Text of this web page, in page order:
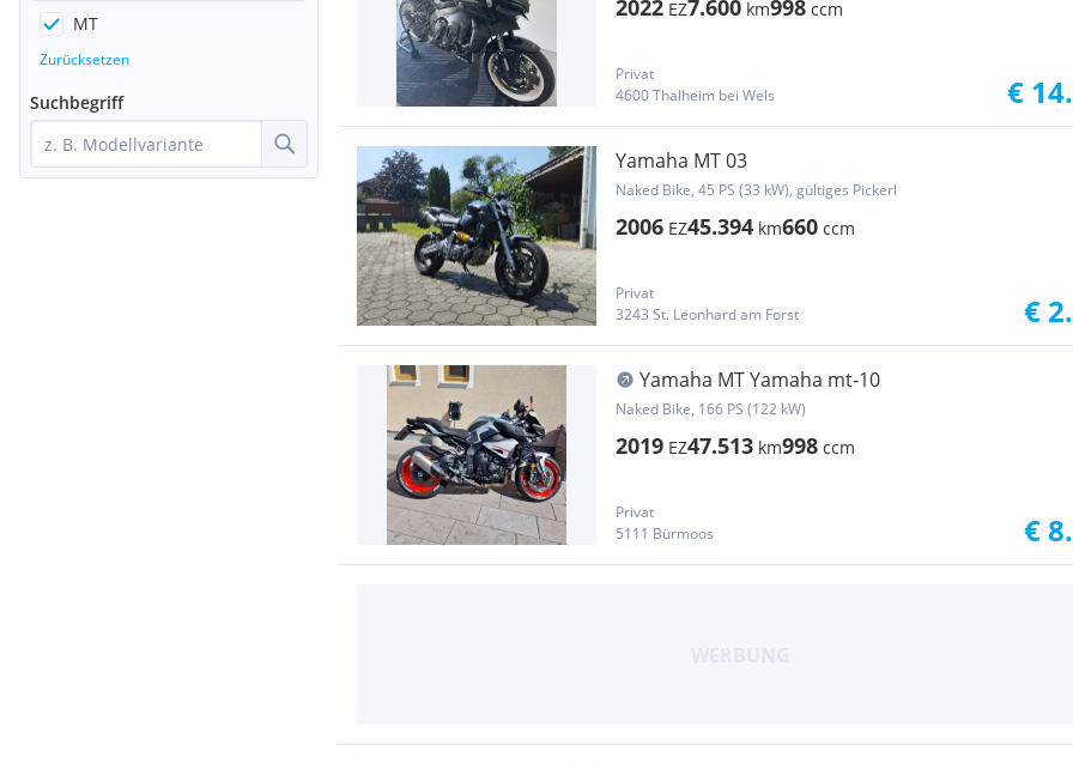
2022 EZ7.600 km998 ccm
Privat
4600 Thalheim bei Wels
€
Yamaha MT 03
Naked Bike, 45 PS (33 kW), gültiges Pickerl
2006 EZ45.394 km660 ccm
Privat
3243 St. Leonhard am Forst
€
Yamaha MT Yamaha mt-10
Naked Bike, 166 PS (122 kW)
2019 EZ47.513 km998 ccm
Privat
5111 Bürmoos
€
MT
Zurücksetzen
Suchbegriff